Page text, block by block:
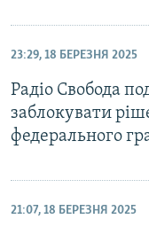
23:29, 18 БЕРЕЗНЯ 2025
Радіо Свобода
заблокувати
федерального
21:07, 18 БЕРЕЗНЯ 2025